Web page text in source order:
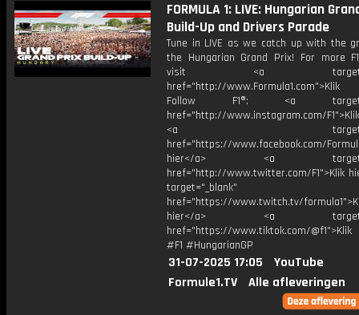
FORMULA 1: LIVE: Hungarian
Build-Up and Drivers Parade
Tune in LIVE as we catch up with the
the Hungarian Grand Prix! For more
visit <a
href="http://
Follow F1®: <a
href="http://www.instagram.com/
<a
href="https://www.facebook.com/
hier</a> <a
href="http://www.twitter.com/F1">Klik
target="_blank"
href="https://www.twitch.tv/
hier</a> <a
href="https://www.tiktok.com/
#F1 #HungarianGP
31-07-2025 17:05
YouTube
Formule1.TV
Alle afleveringen